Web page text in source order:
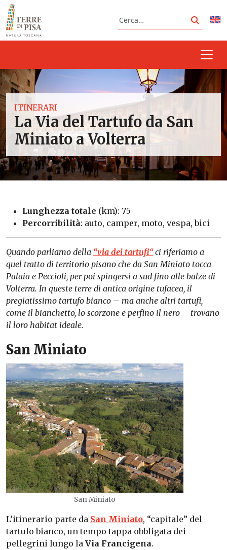
Vai al contenuto
Cerca
Cerca
ITINERARI
La Via del Tartufo da San
Miniato a Volterra
Lunghezza totale (km): 75
Percorribilità: auto, camper, moto, vespa, bici
Quando parliamo della “via dei tartufi“ci riferiamo a
quel tratto di territorio pisano che da San Miniato tocca
Palaia e Peccioli, per poi spingersi a sud fino alle balze di
Volterra. In queste terre di antica origine tufacea, il
pregiatissimo tartufo bianco – ma anche altri tartufi,
come il bianchetto, lo scorzone e perfino il nero – trovano
il loro habitat ideale.
San Miniato
San Miniato
L’itinerario parte da San Miniato, “capitale” del
tartufo bianco, un tempo tappa obbligata dei
pellegrini lungo la Via Francigena.